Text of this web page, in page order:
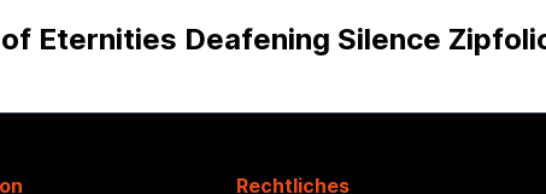
Eternities Deafening Silence
Rechtliches